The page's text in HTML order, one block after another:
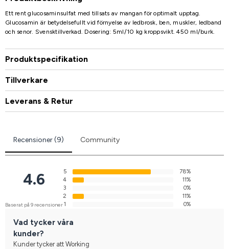
Ett rent glucosaminsulfat med tillsats av mangan för optimalt upptag.
Glucosamin är betydelsefullt vid förnyelse av ledbrosk, ben, muskler, ledband
och senor. Svensktillverkad. Dosering: 5ml/10 kg kroppsvikt. 450 ml/burk.
Produktspecifikation
Tillverkare
Leverans & Retur
Recensioner (9) Community
4.6
Baserat på 9 recensioner
5
78%
4
11%
3
0%
2
11%
1
0%
Vad tycker våra
kunder?
Kunder tycker att Working